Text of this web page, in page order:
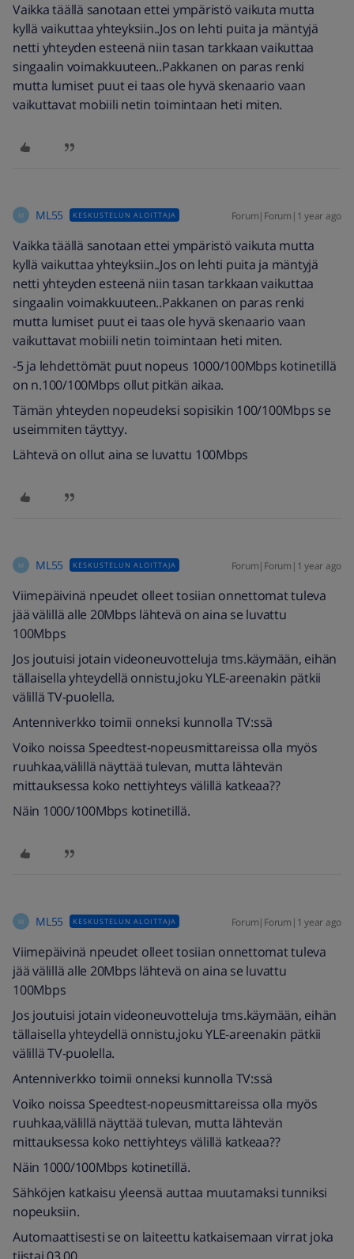
Vaikka täällä sanotaan ettei ympäristö vaikuta mutta
kyllä vaikuttaa yhteyksiin..Jos on lehti puita ja mäntyjä
netti yhteyden esteenä niin tasan tarkkaan vaikuttaa
singaalin voimakkuuteen..Pakkanen on paras renki
mutta lumiset puut ei taas ole hyvä skenaario vaan
vaikuttavat mobiili netin toimintaan heti miten.
M ML55 KESKUSTELUN ALOITTAJA Forum|Forum|1 year ago
Vaikka täällä sanotaan ettei ympäristö vaikuta mutta
kyllä vaikuttaa yhteyksiin..Jos on lehti puita ja mäntyjä
netti yhteyden esteenä niin tasan tarkkaan vaikuttaa
singaalin voimakkuuteen..Pakkanen on paras renki
mutta lumiset puut ei taas ole hyvä skenaario vaan
vaikuttavat mobiili netin toimintaan heti miten.
-5 ja lehdettömät puut nopeus 1000/100Mbps kotinetillä
on n.100/100Mbps ollut pitkän aikaa.
Tämän yhteyden nopeudeksi sopisikin 100/100Mbps se
useimmiten täyttyy.
Lähtevä on ollut aina se luvattu 100Mbps
M ML55 KESKUSTELUN ALOITTAJA Forum|Forum|1 year ago
Viimepäivinä npeudet olleet tosiian onnettomat tuleva
jää välillä alle 20Mbps lähtevä on aina se luvattu
100Mbps
Jos joutuisi jotain videoneuvotteluja tms.käymään, eihän
tällaisella yhteydellä onnistu,joku YLE-areenakin pätkii
välillä TV-puolella.
Antenniverkko toimii onneksi kunnolla TV:ssä
Voiko noissa Speedtest-nopeusmittareissa olla myös
ruuhkaa,välillä näyttää tulevan, mutta lähtevän
mittauksessa koko nettiyhteys välillä katkeaa??
Näin 1000/100Mbps kotinetillä.
M ML55 KESKUSTELUN ALOITTAJA Forum|Forum|1 year ago
Viimepäivinä npeudet olleet tosiian onnettomat tuleva
jää välillä alle 20Mbps lähtevä on aina se luvattu
100Mbps
Jos joutuisi jotain videoneuvotteluja tms.käymään, eihän
tällaisella yhteydellä onnistu,joku YLE-areenakin pätkii
välillä TV-puolella.
Antenniverkko toimii onneksi kunnolla TV:ssä
Voiko noissa Speedtest-nopeusmittareissa olla myös
ruuhkaa,välillä näyttää tulevan, mutta lähtevän
mittauksessa koko nettiyhteys välillä katkeaa??
Näin 1000/100Mbps kotinetillä.
Sähköjen katkaisu yleensä auttaa muutamaksi tunniksi
nopeuksiin.
Automaattisesti se on laiteettu katkaisemaan virrat joka